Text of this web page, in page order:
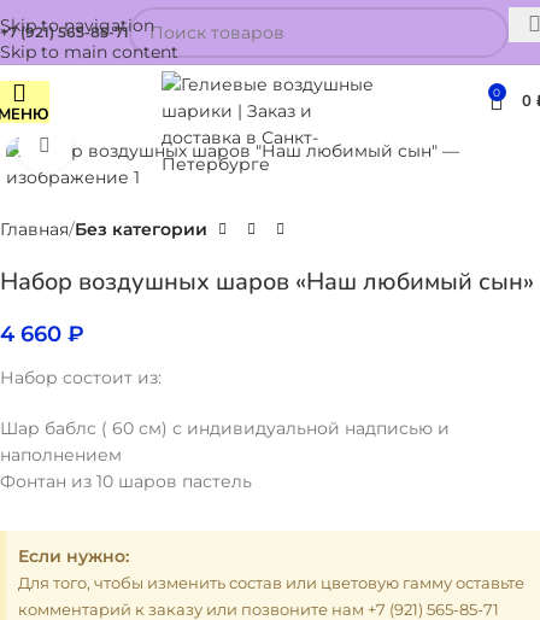
Skip to navigation
Skip to main content
+7 (921) 565-85-71
0 0
Нажмите, чтобы увеличить
Главная Без категории
Набор воздушных шаров «Наш любимый сын»
4 660 ₽
Набор состоит из:
Шар баблс ( 60 см) с индивидуальной надписью и
наполнением
Фонтан из 10 шаров пастель
Если нужно:
Для того, чтобы изменить состав или цветовую гамму оставьте
комментарий к заказу или позвоните нам +7 (921) 565-85-71